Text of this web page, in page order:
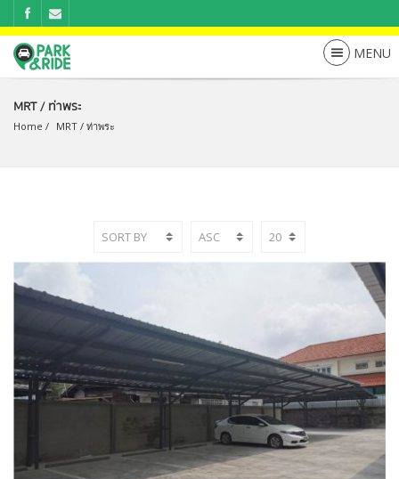
MRT / ท่าพระ
Home MRT / ท่าพระ